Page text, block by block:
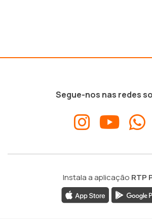
Segue-nos nas redes
Instala a aplicação RTP